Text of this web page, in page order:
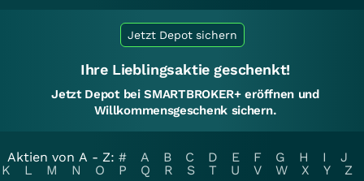
Jetzt Depot sichern
Ihre Lieblingsaktie geschenkt!
Jetzt Depot bei SMARTBROKER+ eröffnen und
Willkommensgeschenk sichern.
Aktien von A - Z: # A B C D E F G H I
J
K
L M N O P Q R S T U V W X Y
Z